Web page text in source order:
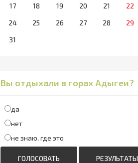
17
18 19 20 21 22
24
25 26 27 28 29
31
Вы отдыхали в горах Адыгеи?
да
нет
не знаю, где это
ГОЛОСОВАТЬ РЕЗУЛЬТАТЫ